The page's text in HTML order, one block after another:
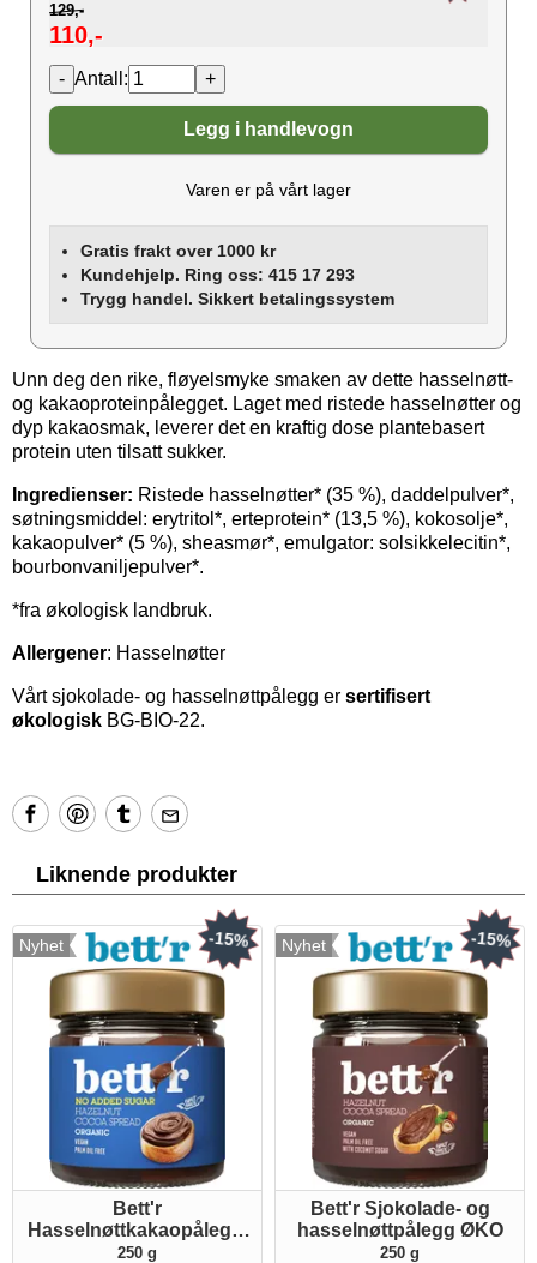
129,-
110,-
Antall:
Legg i handlevogn
Varen er på vårt lager
Gratis frakt over 1000 kr
Kundehjelp. Ring oss: 415 17 293
Trygg handel. Sikkert betalingssystem
Unn deg den rike, fløyelsmyke smaken av dette hasselnøtt-
og kakaoproteinpålegget. Laget med ristede hasselnøtter og
dyp kakaosmak, leverer det en kraftig dose plantebasert
protein uten tilsatt sukker.
Ingredienser: Ristede hasselnøtter* (35 %), daddelpulver*,
søtningsmiddel: erytritol*, erteprotein* (13,5 %), kokosolje*,
kakaopulver* (5 %), sheasmør*, emulgator: solsikkelecitin*,
bourbonvaniljepulver*.
*fra økologisk landbruk.
Allergener: Hasselnøtter
Vårt sjokolade- og hasselnøttpålegg er sertifisert
økologisk BG-BIO-22.
Liknende produkter
Nyhet
Bett'r
Hasselnøttkakaopålegg,
uten tilsatt sukker ØKO
250 g
-15% Nyhet
Bett'r Sjokolade- og
hasselnøttpålegg ØKO
250 g
-15%